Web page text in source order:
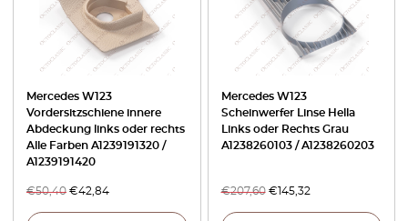
Mercedes W123
Vordersitzschiene innere
Abdeckung links oder rechts
Alle Farben A1239191320 /
A1239191420
€50,40 €42,84
Mercedes W123
Scheinwerfer Linse Hella
Links oder Rechts Grau
A1238260103 / A1238260203
€207,60 €145,32